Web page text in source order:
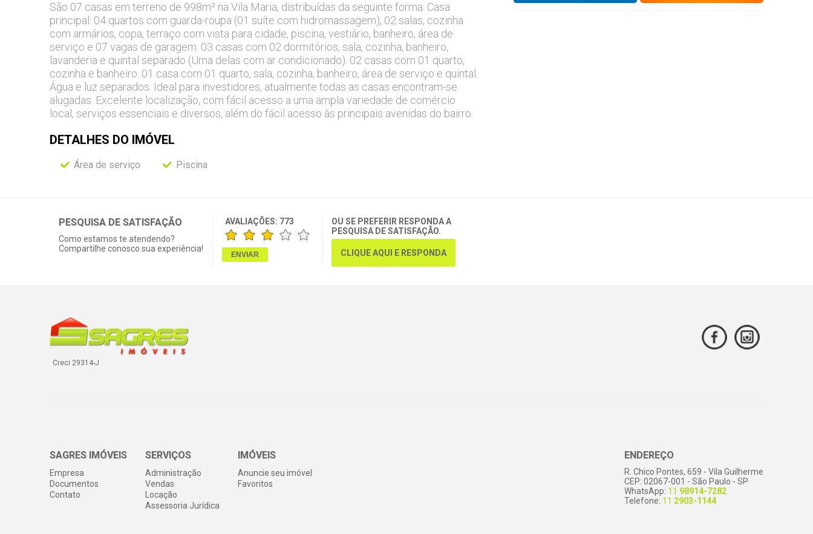
São 07 casas em terreno de 998m² na Vila Maria, distribuídas da seguinte forma: Casa
principal: 04 quartos com guarda-roupa (01 suíte com hidromassagem), 02 salas, cozinha
com armários, copa, terraço com vista para cidade, piscina, vestiário, banheiro, área de
serviço e 07 vagas de garagem. 03 casas com 02 dormitórios, sala, cozinha, banheiro,
lavanderia e quintal separado (Uma delas com ar condicionado). 02 casas com 01 quarto,
cozinha e banheiro. 01 casa com 01 quarto, sala, cozinha, banheiro, área de serviço e quintal.
Água e luz separados. Ideal para investidores, atualmente todas as casas encontram-se
alugadas. Excelente localização, com fácil acesso a uma ampla variedade de comércio
local, serviços essenciais e diversos, além do fácil acesso às principais avenidas do bairro.
DETALHES DO IMÓVEL
Área de serviço Piscina
PESQUISA DE SATISFAÇÃO
Como estamos te atendendo?
Compartilhe conosco sua experiência!
AVALIAÇÕES: 773
OU SE PREFERIR RESPONDA A
PESQUISA DE SATISFAÇÃO.
CLIQUE AQUI E RESPONDA
Creci 29314-J
SAGRES IMÓVEIS
Empresa
Documentos
Contato
SERVIÇOS
Administração
Vendas
Locação
Assessoria Jurídica
IMÓVEIS
Anuncie seu imóvel
Favoritos
ENDEREÇO
R. Chico Pontes, 659 - Vila Guilherme
CEP: 02067-001 - São Paulo - SP
WhatsApp: 11 98914-7282
Telefone: 11 2903-1144